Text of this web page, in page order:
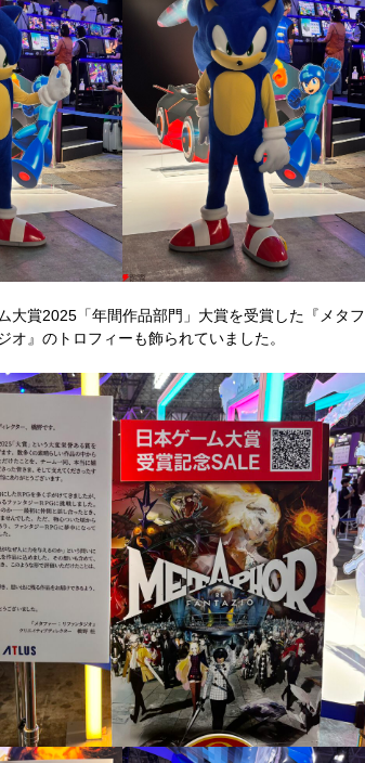
大賞2025「年間作品部門」大賞を受賞した『メタフ
オ』のトロフィーも飾られていました。